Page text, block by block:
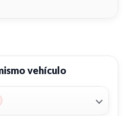
vehículo